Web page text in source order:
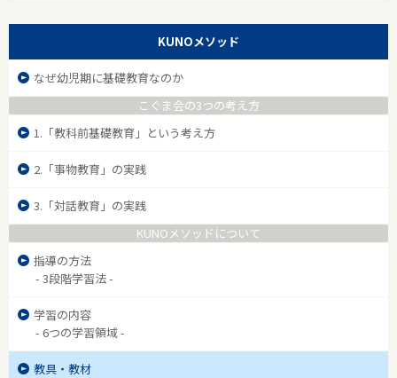
KUNOメソッド
なぜ幼児期に基礎教育なのか
こぐま会の3つの考え方
1.「教科前基礎教育」という考え方
2.「事物教育」の実践
3.「対話教育」の実践
KUNOメソッドについて
指導の方法
- 3段階学習法 -
学習の内容
- 6つの学習領域 -
教具・教材